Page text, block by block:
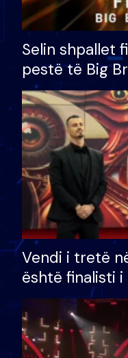
Selin shpallet
pestë të Big
çmimin e
Vendi i tretë
është finalisti